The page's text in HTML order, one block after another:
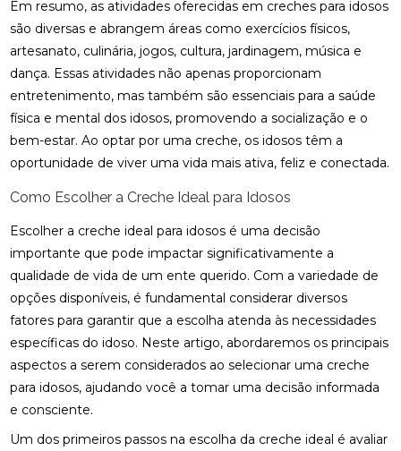
Em resumo, as atividades oferecidas em creches para idosos
são diversas e abrangem áreas como exercícios físicos,
artesanato, culinária, jogos, cultura, jardinagem, música e
dança. Essas atividades não apenas proporcionam
entretenimento, mas também são essenciais para a saúde
física e mental dos idosos, promovendo a socialização e o
bem-estar. Ao optar por uma creche, os idosos têm a
oportunidade de viver uma vida mais ativa, feliz e conectada.
Como Escolher a Creche Ideal para Idosos
Escolher a creche ideal para idosos é uma decisão
importante que pode impactar significativamente a
qualidade de vida de um ente querido. Com a variedade de
opções disponíveis, é fundamental considerar diversos
fatores para garantir que a escolha atenda às necessidades
específicas do idoso. Neste artigo, abordaremos os principais
aspectos a serem considerados ao selecionar uma creche
para idosos, ajudando você a tomar uma decisão informada
e consciente.
Um dos primeiros passos na escolha da creche ideal é avaliar